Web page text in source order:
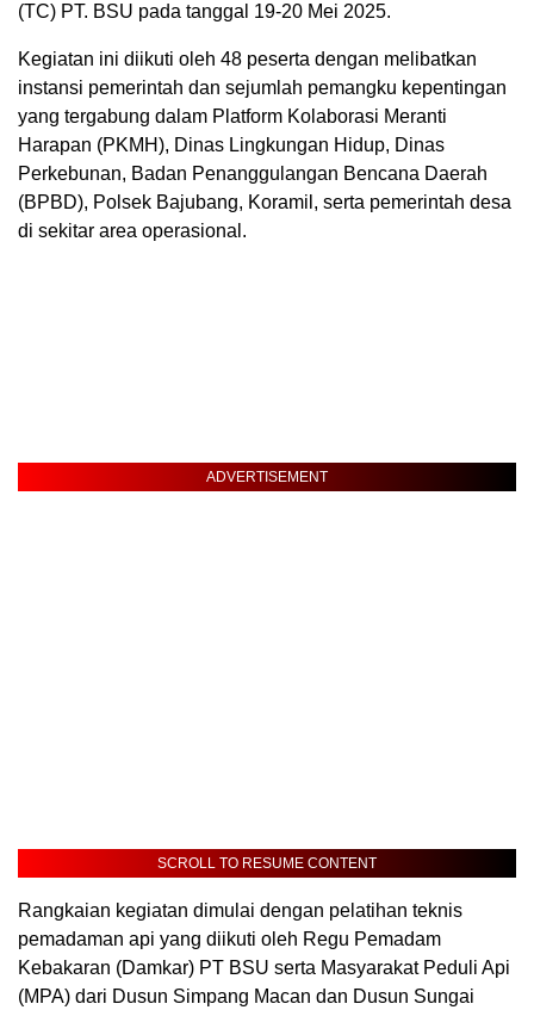
(TC) PT. BSU pada tanggal 19-20 Mei 2025.
Kegiatan ini diikuti oleh 48 peserta dengan melibatkan
instansi pemerintah dan sejumlah pemangku kepentingan
yang tergabung dalam Platform Kolaborasi Meranti
Harapan (PKMH), Dinas Lingkungan Hidup, Dinas
Perkebunan, Badan Penanggulangan Bencana Daerah
(BPBD), Polsek Bajubang, Koramil, serta pemerintah desa
di sekitar area operasional.
ADVERTISEMENT
SCROLL TO RESUME CONTENT
Rangkaian kegiatan dimulai dengan pelatihan teknis
pemadaman api yang diikuti oleh Regu Pemadam
Kebakaran (Damkar) PT BSU serta Masyarakat Peduli Api
(MPA) dari Dusun Simpang Macan dan Dusun Sungai